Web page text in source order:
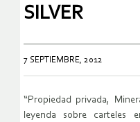
SILVER
7 SEPTIEMBRE, 2012
“Propiedad privada,
leyenda sobre carteles